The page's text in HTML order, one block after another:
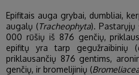
Epifitais auga grybai, dumbliai,
augalų (Tracheophyta). Pastarųjų
000 rūšių iš 876 genčių,
epifitų yra tarp gegužraibinių (
priklausančių 876 gentims,
genčių, ir bromelijinių (